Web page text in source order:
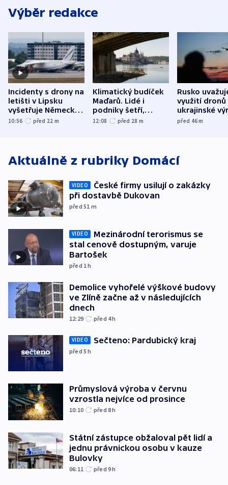
Výběr redakce
Incidenty s drony na
letišti v Lipsku
vyšetřuje Německo
jako úmyslný pokus
10:56 před 22 m
Klimatický budíček
Maďarů. Lidé i
podniky šetří,
omezuje se doprava
12:08 před 28 m
Rusko
využití dronů
ukrajinské
útokům v
před 46m
Aktuálně z rubriky Domácí
VIDEO
České firmy usilují o zakázky
při dostavbě Dukovan
před 51 m
VIDEO
Mezinárodní terorismus se
stal cenově dostupným, varuje
Bartošek
před 1h
Demolice vyhořelé výškové budovy
ve Zlíně začne až v následujících
dnech
12:29 před 4h
VIDEO Sečteno: Pardubický kraj
před 5h
Průmyslová výroba v červnu
vzrostla nejvíce od prosince
10:10 před 8h
Státní zástupce obžaloval pět lidí a
jednu právnickou osobu v kauze
Bulovky
06:11 před 9h